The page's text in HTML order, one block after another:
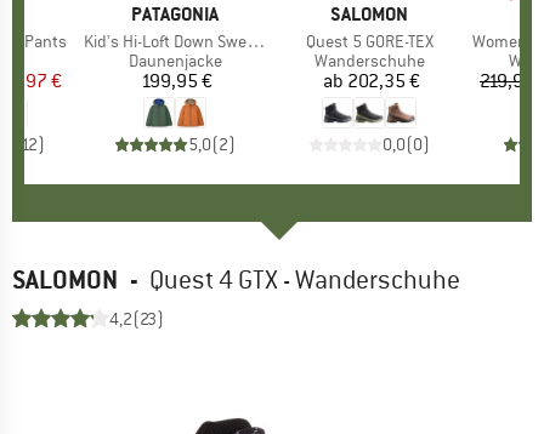
Pants
Preis
83,97 €
12)
MARKE
PATAGONIA
Artikel
Kid's Hi-Loft Down Sweater Hoody
Produktgruppe
Daunenjacke
Preis
199,95 €
5,0(2)
MARKE
SALOMON
Artikel
Quest 5 GORE-TEX
Produktgruppe
Wanderschuhe
Preis
ab 202,35 €
0,0(0)
Artikel
Women's
219,95
SALOMON - Quest 4 GTX - Wanderschuhe
4,2(23)